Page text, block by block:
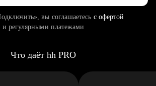
вы соглашаетесь с офертой
и регулярными платежами
Что даёт hh PRO